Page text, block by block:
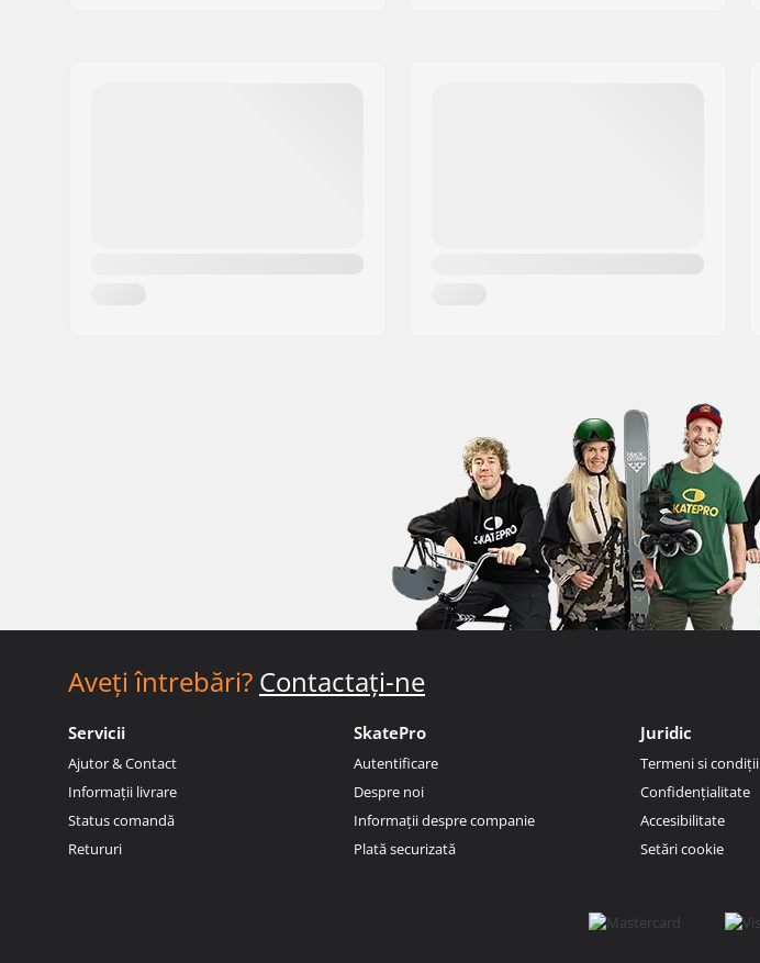
Aveți întrebări? Contactați-ne
Servicii
Ajutor & Contact
Informații livrare
Status comandă
Retururi
SkatePro
Autentificare
Despre noi
Informații despre companie
Plată securizată
Juridic
Termeni si condiții
Confidențialitate
Accesibilitate
Setări cookie